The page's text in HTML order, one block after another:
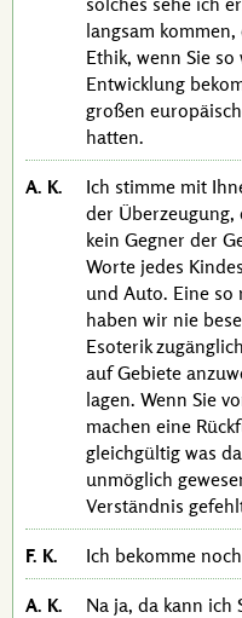
langsam
Ethik, wenn Sie
Entwicklung
großen
hatten.
A. K.
Ich stimme mit
der Überzeugung,
kein Gegner der
Worte jedes
und Auto. Eine so
haben wir nie
Esoterik
auf Gebiete
lagen. Wenn Sie
machen eine
gleichgültig was
unmöglich
Verständnis
F. K. Ich bekomme
A. K.
Na ja, da kann ich